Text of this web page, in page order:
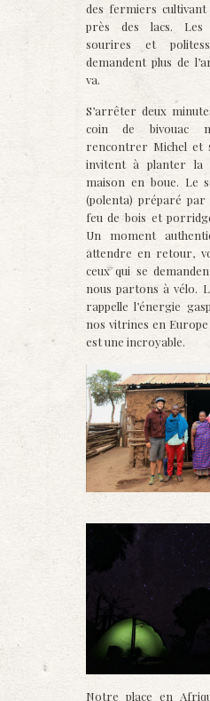
des fermiers
près des lacs. Les
sourires et
demandent plus de
va.
S’arrêter deux
coin de bivouac
rencontrer Michel et
invitent à planter la
maison en boue. Le
(polenta) préparé
feu de bois et
Un moment
attendre en retour,
ceux qui se
nous partons à vélo.
rappelle l’énergie
nos vitrines en
est une incroyable.
Notre place en